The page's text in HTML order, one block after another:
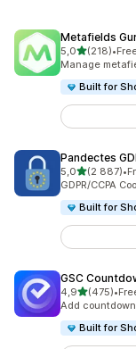
Metafields
5,0z 5 hvězd
(218)
Celkový počet
•
Manage
Built for
Pandectes
5,0z 5 hvězd
(2 887)
Celkový počet
•
GDPR/CCPA
Built for
GSC
4,9z 5 hvězd
(475)
Celkový počet
•
Add
Built for